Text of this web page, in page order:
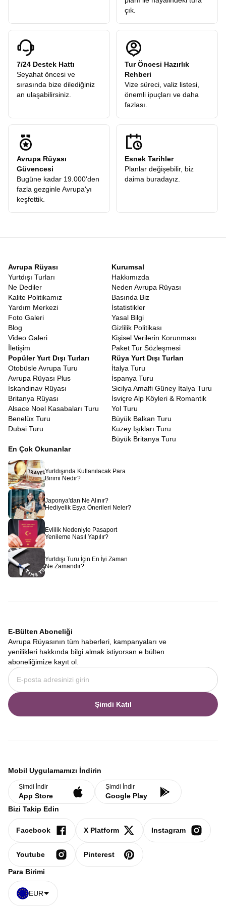
çık.
7/24 Destek Hattı
Seyahat öncesi ve
sırasında bize dilediğiniz
an ulaşabilirsiniz.
Tur Öncesi Hazırlık
Rehberi
Vize süreci, valiz listesi,
önemli ipuçları ve daha
fazlası.
Avrupa Rüyası
Güvencesi
Bugüne kadar 19.000'den
fazla gezginle Avrupa'yı
keşfettik.
Esnek Tarihler
Planlar değişebilir, biz
daima buradayız.
Avrupa Rüyası
Yurtdışı Turları
Ne Dediler
Kalite Politikamız
Yardım Merkezi
Foto Galeri
Blog
Video Galeri
İletişim
Kurumsal
Hakkımızda
Neden Avrupa Rüyası
Basında Biz
İstatistikler
Yasal Bilgi
Gizlilik Politikası
Kişisel Verilerin Korunması
Paket Tur Sözleşmesi
Popüler Yurt Dışı Turları
Otobüsle Avrupa Turu
Avrupa Rüyası Plus
İskandinav Rüyası
Britanya Rüyası
Alsace Noel Kasabaları Turu
Benelüx Turu
Dubai Turu
Rüya Yurt Dışı Turları
İtalya Turu
İspanya Turu
Sicilya Amalfi Güney İtalya Turu
İsviçre Alp Köyleri & Romantik
Yol Turu
Büyük Balkan Turu
Kuzey Işıkları Turu
Büyük Britanya Turu
En Çok Okunanlar
Yurtdışında Kullanılacak Para
Birimi Nedir?
Japonya'dan Ne Alınır?
Hediyelik Eşya Önerileri Neler?
Evlilik Nedeniyle Pasaport
Yenileme Nasıl Yapılır?
Yurtdışı Turu İçin En İyi Zaman
Ne Zamandır?
E-Bülten Aboneliği
Avrupa Rüyasının tüm haberleri, kampanyaları ve
yenilikleri hakkında bilgi almak istiyorsan e bülten
aboneliğimize kayıt ol.
Şimdi Katıl
Mobil Uygulamamızı İndirin
Şimdi İndir
App Store
Şimdi İndir
Google Play
Bizi Takip Edin
Facebook X Platform Instagram
Youtube Pinterest
Para Birimi
EUR